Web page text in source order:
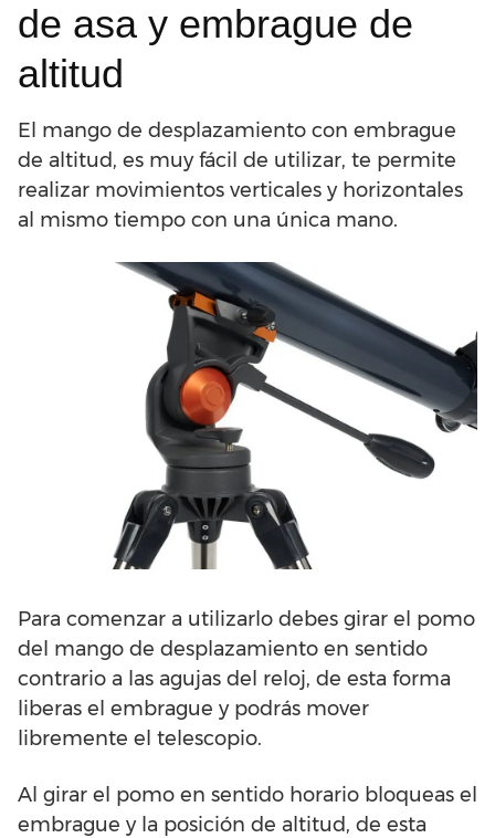
de asa y embrague de
altitud
El mango de desplazamiento con embrague
de altitud, es muy fácil de utilizar, te permite
realizar movimientos verticales y horizontales
al mismo tiempo con una única mano.
Para comenzar a utilizarlo debes girar el pomo
del mango de desplazamiento en sentido
contrario a las agujas del reloj, de esta forma
liberas el embrague y podrás mover
libremente el telescopio.
Al girar el pomo en sentido horario bloqueas el
embrague y la posición de altitud, de esta